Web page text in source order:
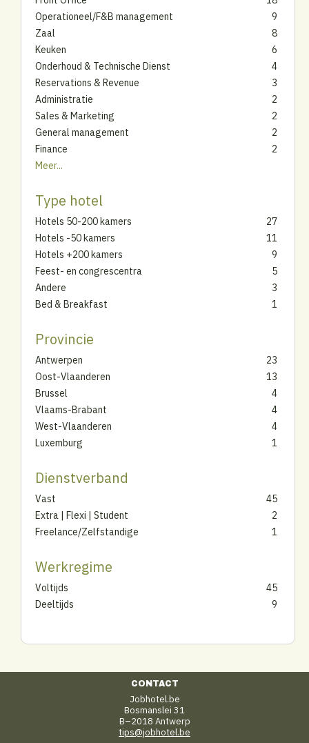
Operationeel/F&B management
9
Zaal
8
Keuken
6
Onderhoud & Technische Dienst
4
Reservations & Revenue
3
Administratie
2
Sales & Marketing
2
General management
2
Finance
2
Meer...
Type hotel
Hotels 50-200 kamers
27
Hotels -50 kamers
11
Hotels +200 kamers
9
Feest- en congrescentra
5
Andere
3
Bed & Breakfast
1
Provincie
Antwerpen
23
Oost-Vlaanderen
13
Brussel
4
Vlaams-Brabant
4
West-Vlaanderen
4
Luxemburg
1
Dienstverband
Vast
45
Extra | Flexi | Student
2
Freelance/Zelfstandige
1
Werkregime
Voltijds
45
Deeltijds
9
CONTACT
Jobhotel.be
Bosmanslei 31
B–2018 Antwerp
tips@jobhotel.be